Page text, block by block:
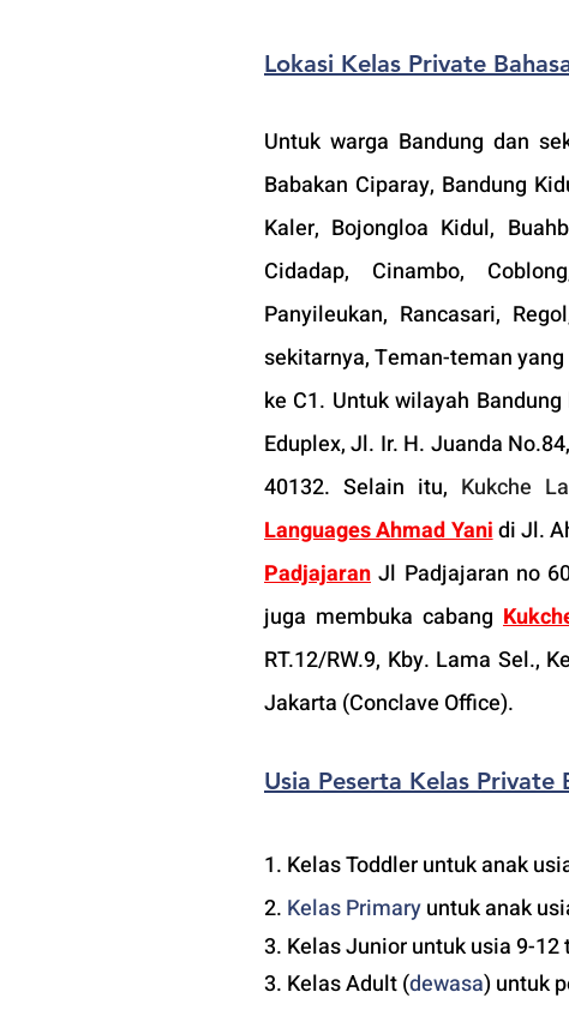
Lokasi Kelas Private
Untuk warga Bandung dan
Babakan Ciparay, Bandung
Kaler, Bojongloa Kidul,
Cidadap, Cinambo,
Panyileukan, Rancasari,
sekitarnya, Teman-teman
ke C1. Untuk wilayah
Eduplex, Jl. Ir. H. Juanda
40132. Selain itu, Kukche
Languages Ahmad Yanidi Jl.
Padjajaran Jl Padjajaran no
juga membuka cabang
RT.12/RW.9, Kby. Lama Sel.,
Jakarta (Conclave Office).
Usia Peserta Kelas
1. Kelas Toddler untuk anak
2. Kelas Primary untuk anak
3. Kelas Junior untuk usia 9-12
3. Kelas Adult (dewasa) untuk